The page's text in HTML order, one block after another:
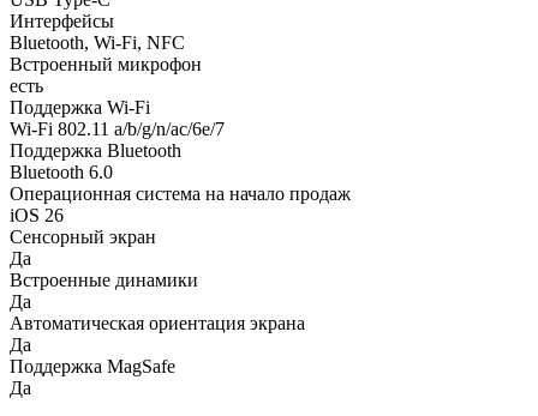
Интерфейсы
Bluetooth, Wi-Fi, NFC
Встроенный микрофон
есть
Поддержка Wi-Fi
Wi-Fi 802.11 a/b/g/n/ac/6e/7
Поддержка Bluetooth
Bluetooth 6.0
Операционная система на начало продаж
iOS 26
Сенсорный экран
Да
Встроенные динамики
Да
Автоматическая ориентация экрана
Да
Поддержка MagSafe
Да